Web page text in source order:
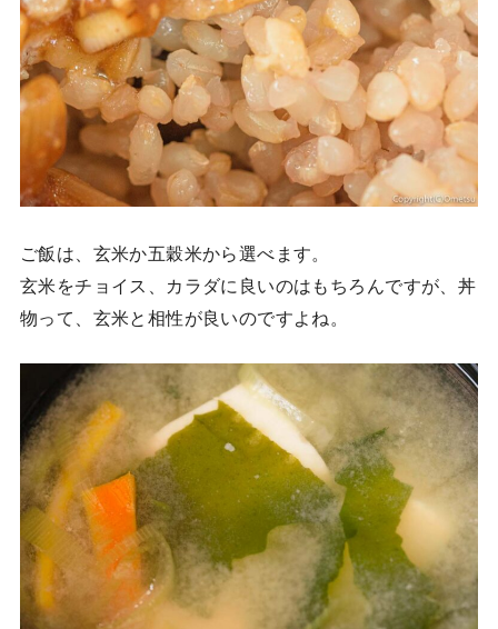
ご飯は、玄米か五穀米から選べます。
玄米をチョイス、カラダに良いのはもちろんですが、丼
物って、玄米と相性が良いのですよね。